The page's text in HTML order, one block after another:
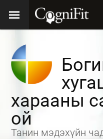
харааны
ой
Танин мэдэхүйн